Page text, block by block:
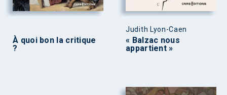
À quoi bon la critique
?
Judith Lyon-Caen
« Balzac nous
appartient »